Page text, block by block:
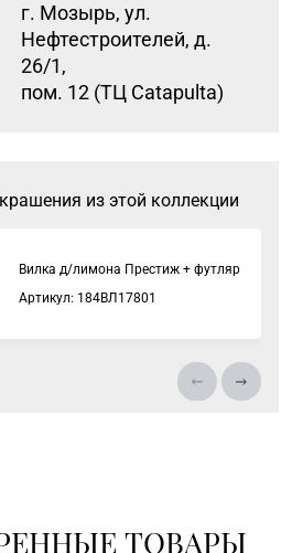
г. Мозырь, ул.
Нефтестроителей, д.
26/1,
пом. 12 (ТЦ Catapulta)
из этой коллекции
Вилка д/лимона Престиж + футляр
Артикул: 184ВЛ17801
ТОВАРЫ